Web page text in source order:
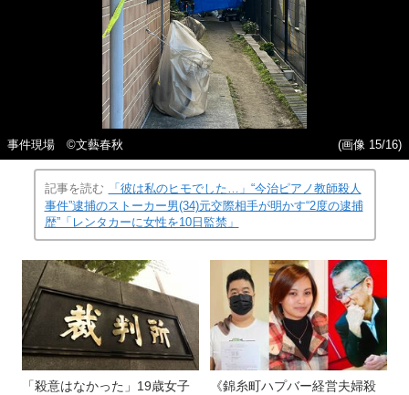
事件現場 ©文藝春秋 (画像 15/16)
記事を読む
「彼は私のヒモでした…」“今治ピアノ教師殺人
事件”逮捕のストーカー男(34)元交際相手が明かす“2度の逮捕
歴”「レンタカーに女性を10日監禁」
「殺意はなかった」19歳女子
《錦糸町ハプバー経営夫婦殺